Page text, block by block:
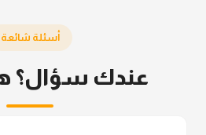
أسئلة شائعة
عندك سؤال؟